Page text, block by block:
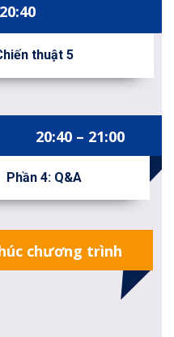
thuật 5
20:40 – 21:00
Phần 4: Q&A
Chương Trình
10h25:10h30
chương trình